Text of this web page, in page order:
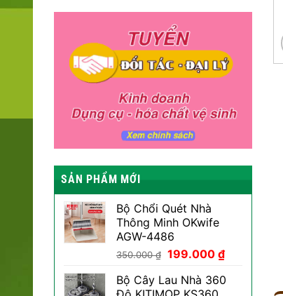
SẢN PHẨM MỚI
Bộ Chổi Quét Nhà
Thông Minh OKwife
AGW-4486
350.000₫ Giá
là:
199.000 ₫Giá
tại
Bộ Cây Lau Nhà 360